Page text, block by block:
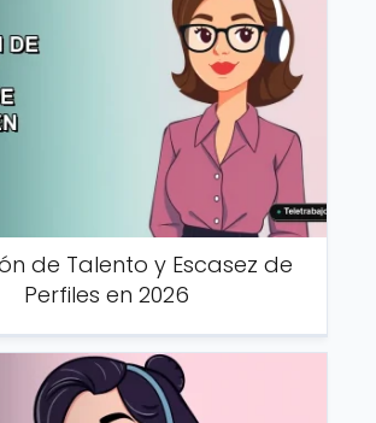
de Talento y Escasez de
Perfiles en 2026